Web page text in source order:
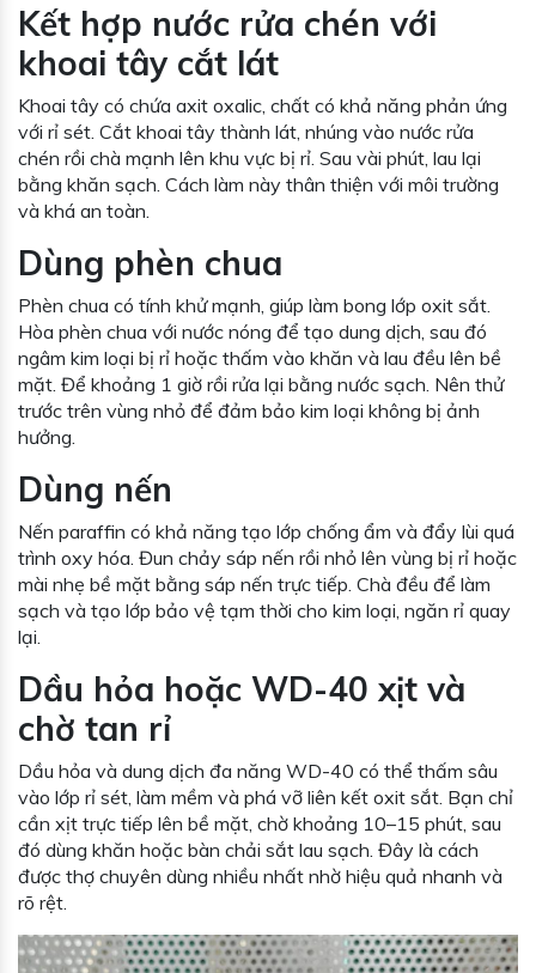
Kết hợp nước rửa chén với
khoai tây cắt lát
Khoai tây có chứa axit oxalic, chất có khả năng phản ứng
với rỉ sét. Cắt khoai tây thành lát, nhúng vào nước rửa
chén rồi chà mạnh lên khu vực bị rỉ. Sau vài phút, lau lại
bằng khăn sạch. Cách làm này thân thiện với môi trường
và khá an toàn.
Dùng phèn chua
Phèn chua có tính khử mạnh, giúp làm bong lớp oxit sắt.
Hòa phèn chua với nước nóng để tạo dung dịch, sau đó
ngâm kim loại bị rỉ hoặc thấm vào khăn và lau đều lên bề
mặt. Để khoảng 1 giờ rồi rửa lại bằng nước sạch. Nên thử
trước trên vùng nhỏ để đảm bảo kim loại không bị ảnh
hưởng.
Dùng nến
Nến paraffin có khả năng tạo lớp chống ẩm và đẩy lùi quá
trình oxy hóa. Đun chảy sáp nến rồi nhỏ lên vùng bị rỉ hoặc
mài nhẹ bề mặt bằng sáp nến trực tiếp. Chà đều để làm
sạch và tạo lớp bảo vệ tạm thời cho kim loại, ngăn rỉ quay
lại.
Dầu hỏa hoặc WD-40 xịt và
chờ tan rỉ
Dầu hỏa và dung dịch đa năng WD-40 có thể thấm sâu
vào lớp rỉ sét, làm mềm và phá vỡ liên kết oxit sắt. Bạn chỉ
cần xịt trực tiếp lên bề mặt, chờ khoảng 10–15 phút, sau
đó dùng khăn hoặc bàn chải sắt lau sạch. Đây là cách
được thợ chuyên dùng nhiều nhất nhờ hiệu quả nhanh và
rõ rệt.